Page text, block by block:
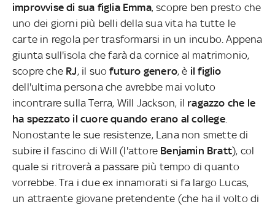
improvvise di sua figlia Emma, scopre ben presto che
uno dei giorni più belli della sua vita ha tutte le
carte in regola per trasformarsi in un incubo. Appena
giunta sull'isola che farà da cornice al matrimonio,
scopre che RJ, il suo futuro genero, è il figlio
dell'ultima persona che avrebbe mai voluto
incontrare sulla Terra, Will Jackson, il ragazzo che le
ha spezzato il cuore quando erano al college.
Nonostante le sue resistenze, Lana non smette di
subire il fascino di Will (l'attore Benjamin Bratt), col
quale si ritroverà a passare più tempo di quanto
vorrebbe. Tra i due ex innamorati si fa largo Lucas,
un attraente giovane pretendente (che ha il volto di